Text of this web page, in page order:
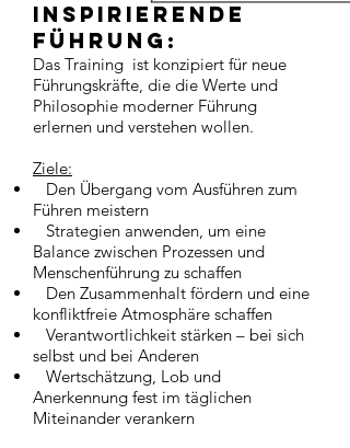
Inspirierende
Führung:
Das Training ist konzipiert für neue
Führungskräfte, die die Werte und
Philosophie moderner Führung
erlernen und verstehen wollen.
Ziele:
Den Übergang vom Ausführen zum
Führen meistern
Strategien anwenden, um eine
Balance zwischen Prozessen und
Menschenführung zu schaffen
Den Zusammenhalt fördern und eine
konfliktfreie Atmosphäre schaffen
Verantwortlichkeit stärken – bei sich
selbst und bei Anderen
Wertschätzung, Lob und
Anerkennung fest im täglichen
Miteinander verankern